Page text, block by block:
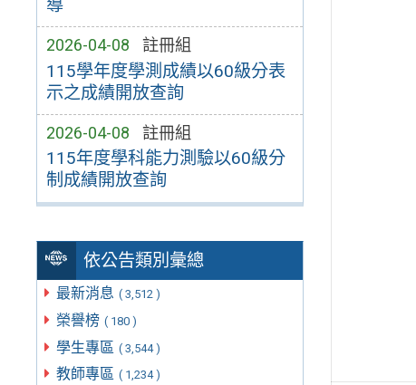
導
2026-04-08 註冊組
115學年度學測成績以60級分表
示之成績開放查詢
2026-04-08 註冊組
115年度學科能力測驗以60級分
制成績開放查詢
依公告類別彙總
最新消息 ( 3,512 )
榮譽榜 ( 180 )
學生專區 ( 3,544 )
教師專區 ( 1,234 )